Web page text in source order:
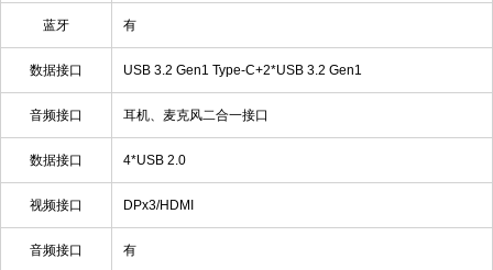
蓝牙 有
数据接口 USB 3.2 Gen1 Type-C+2*USB 3.2 Gen1
音频接口 耳机、麦克风二合一接口
数据接口 4*USB 2.0
视频接口 DPx3/HDMI
音频接口 有